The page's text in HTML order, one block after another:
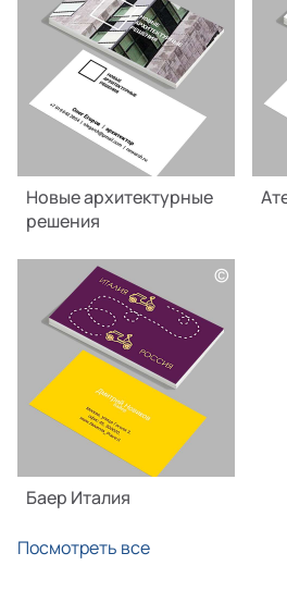
Новые архитектурные
решения
©
Баер Италия
Посмотреть все